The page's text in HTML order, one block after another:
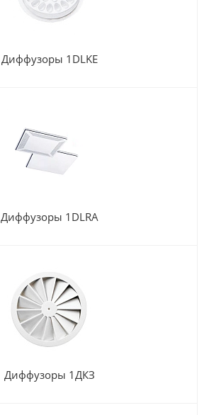
Диффузоры 1DLKE
Диффузоры 1DLRA
Диффузоры 1ДКЗ